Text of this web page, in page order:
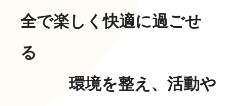
全で楽しく快適に過ごせ
る
環境を整え、活動や